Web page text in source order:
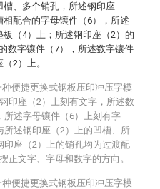
槽、多个销孔，所述钢印座
相配合的字母镶件（6），所述
（4）上；所述钢印座（2）的
数字镶件（7），所述数字镶件
2）上。
便捷更换式钢板压印冲压字模
印座（2）上刻有文字，所述数
所述字母镶件（6）上刻有字
所述钢印座（2）上的凹槽、所
印座（2）上的销孔均为过渡配
正文字、字母和数字的方向。
便捷更换式钢板压印冲压字模